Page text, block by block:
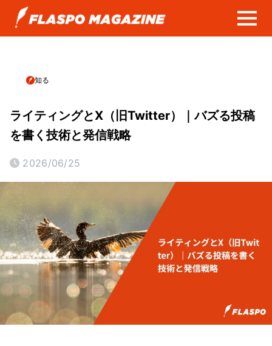
知る
ライティングとX（旧Twitter）｜バズる投稿
を書く技術と発信戦略
2026/06/25